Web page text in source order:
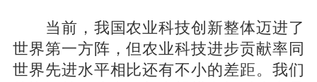
当前，我国农业科技创新整体迈进了
世界第一方阵，但农业科技进步贡献率同
世界先进水平相比还有不小的差距。我们